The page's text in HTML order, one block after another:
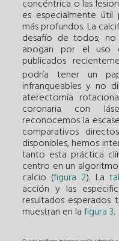
concéntrica o las
es especialmente
más profundos. La
desafío de todos;
abogan por el uso
publicados
podría tener un
infranqueables y no
aterectomía
coronaria con
reconocemos la
comparativos
disponibles, hemos
tanto esta práctica
centro en un
calcio (figura 2). La
acción y las
resultados esperados
muestran en lafigura 3.